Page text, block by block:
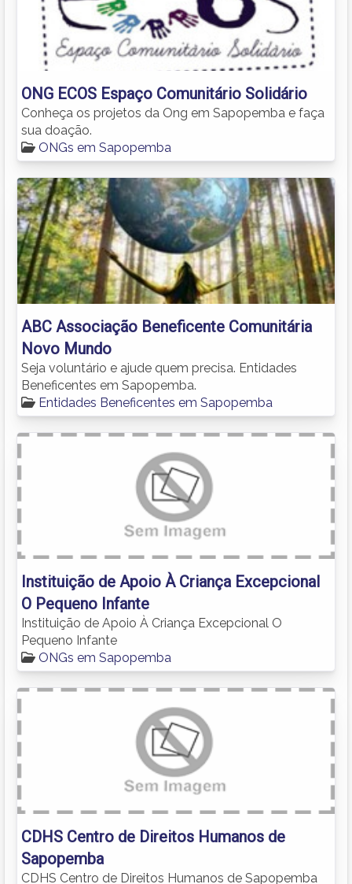
ONG ECOS Espaço Comunitário Solidário
Conheça os projetos da Ong em Sapopemba e faça
sua doação.
ONGs em Sapopemba
ABC Associação Beneficente Comunitária
Novo Mundo
Seja voluntário e ajude quem precisa. Entidades
Beneficentes em Sapopemba.
Entidades Beneficentes em Sapopemba
Instituição de Apoio À Criança Excepcional
O Pequeno Infante
Instituição de Apoio À Criança Excepcional O
Pequeno Infante
ONGs em Sapopemba
CDHS Centro de Direitos Humanos de
Sapopemba
CDHS Centro de Direitos Humanos de Sapopemba